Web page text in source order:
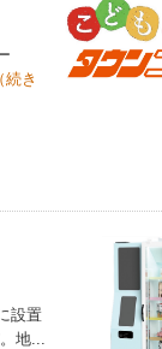
（続き
設置
地...